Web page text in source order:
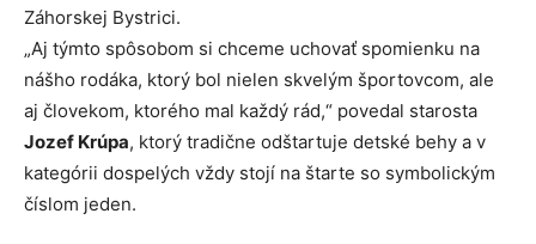
Záhorskej Bystrici.
„Aj týmto spôsobom si chceme uchovať spomienku na
nášho rodáka, ktorý bol nielen skvelým športovcom, ale
aj človekom, ktorého mal každý rád,“ povedal starosta
Jozef Krúpa, ktorý tradične odštartuje detské behy a v
kategórii dospelých vždy stojí na štarte so symbolickým
číslom jeden.